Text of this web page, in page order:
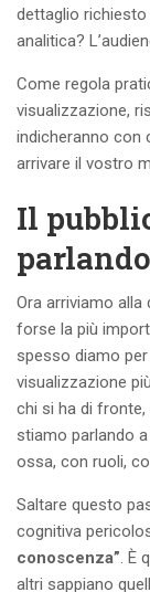
dettaglio
analitica?
Come regola
visualizzazione,
indicheranno con
arrivare il vostro
Il
Ora arriviamo alla
forse la più
spesso diamo per
visualizzazione
chi si ha di
stiamo parlando
ossa, con ruoli,
Saltare questo
cognitiva
conoscenza” .
altri sappiano